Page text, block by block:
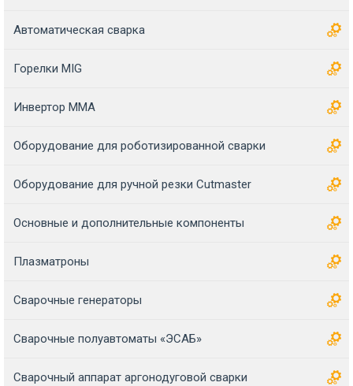
Автоматическая сварка
Горелки MIG
Инвертор MMA
Оборудование для роботизированной сварки
Оборудование для ручной резки Cutmaster
Основные и дополнительные компоненты
Плазматроны
Сварочные генераторы
Сварочные полуавтоматы «ЭСАБ»
Сварочный аппарат аргонодуговой сварки